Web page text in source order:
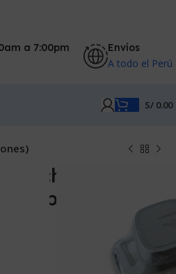
a 7:00pm Envíos
A todo el Perú
S/ 0.00
ZC300
Impresiones)